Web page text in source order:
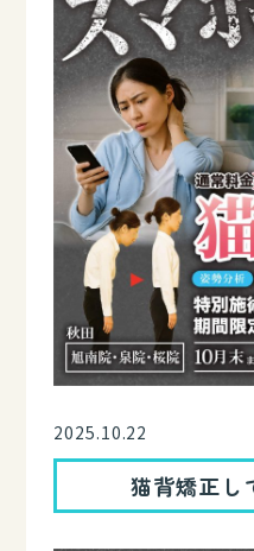
2025.10.22
猫背矯正し